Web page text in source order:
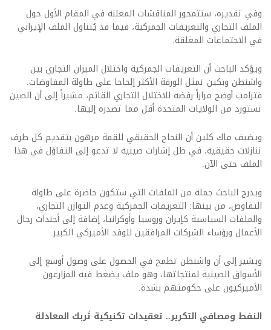
وفي تقديره، ستتمحور المناقشات المعلنة في المقام الأول حول
الملف التجاري والتعريفات الجمركية، فيما قد يُتناول الملف الإيراني
في الاجتماعات المغلقة.
ويؤكد الباحث أن التعريفات الجمركية واختلال الميزان التجاري بين
واشنطن وبكين تمثل الورقة الأكثر إلحاحا على طاولة المفاوضات.
فترامب أوضح مراراً رفضه للاختلال التجاري القائم، مشيراً إلى أن الصين
تستورد من الولايات المتحدة أقل مما تصدره إليها.
ويضيف ماك كلين أن النجاح الحقيقي للقمة مرهون بتقديم كل طرف
تنازلات حقيقية، في ظل إشارات صينية لا تدعو إلى التفاؤل في هذا
الملف حتى الآن.
ويدرج الباحث جملة من الملفات التي ستكون حاضرة على طاولة
التفاوض، من بينها: التعريفات الجمركية وعدم التوازن التجاري،
والملفات السياسية كإيران وروسيا وأوكرانيا، إضافة إلى أجندات رجال
الأعمال ورؤساء الشركات المرافقين للوفد الأميركي الكبير.
ويشير إلى أن واشنطن تطمح في الحصول على وصول أوسع إلى
الأسواق الصينية لمنتجاتها، وهو ملف يضغط فيه المزارعون
الأميركيون على حكومتهم بشدة.
النفط ومصافي التكرير.. تعقيدات تكنيكية تُربك المعادلة